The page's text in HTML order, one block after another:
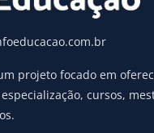
projeto focado em
cursos,